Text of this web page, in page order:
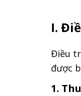
I.
Điều
được
1.